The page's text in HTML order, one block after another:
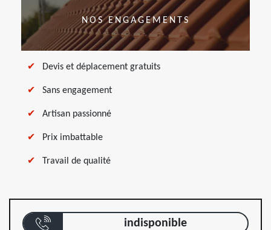
NOS ENGAGEMENTS
Devis et déplacement gratuits
Sans engagement
Artisan passionné
Prix imbattable
Travail de qualité
indisponible